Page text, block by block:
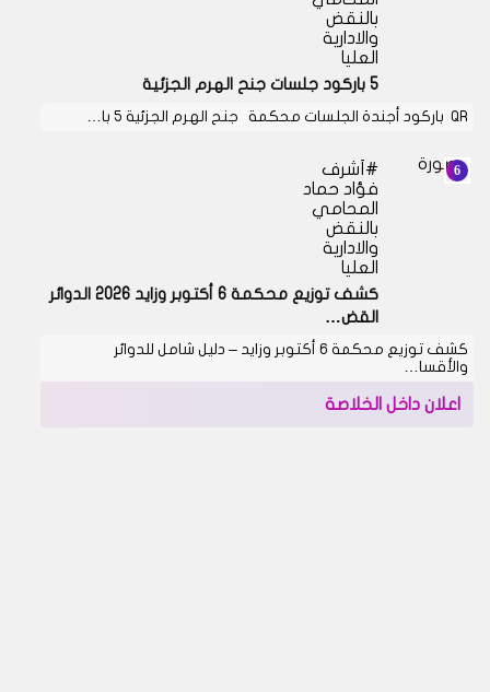
بالنقض
والادارية
العليا
5 باركود جلسات جنح الهرم الجزئية
QR باركود أجندة الجلسات محكمة جنح الهرم الجزئية 5 با…
أشرف
فؤاد حماد
المحامي
بالنقض
والادارية
العليا
كشف توزيع محكمة 6 أكتوبر وزايد 2026 الدوائر
القض…
كشف توزيع محكمة 6 أكتوبر وزايد – دليل شامل للدوائر
والأقسا…
اعلان داخل الخلاصة